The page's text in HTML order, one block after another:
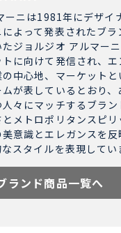
ーニは1981年にデザイ
よって発表されたブラ
ジョルジオ アルマーニ
に向けて発信され、エ
中心地、マーケットと
が表しているとおり、
々にマッチするブラン
メトロポリタンスピリ
意識とエレガンスを反
スタイルを表現してい
ランド商品一覧へ